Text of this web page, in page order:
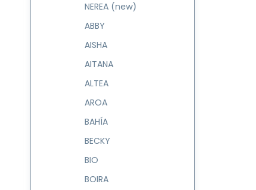
NEREA (new)
ABBY
AISHA
AITANA
ALTEA
AROA
BAHÍA
BECKY
BIO
BOIRA